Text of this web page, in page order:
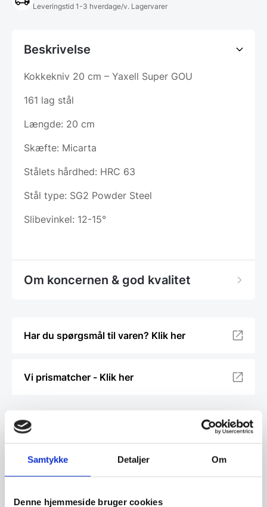
Samtykke Detaljer Om
Denne hjemmeside bruger cookies
Leveringstid 1-3 hverdage/v. Lagervarer
Beskrivelse
Kokkekniv 20 cm – Yaxell Super GOU
161 lag stål
Længde: 20 cm
Skæfte: Micarta
Stålets hårdhed: HRC 63
Stål type: SG2 Powder Steel
Slibevinkel: 12-15°
Om koncernen & god kvalitet
Har du spørgsmål til varen? Klik her
Vi prismatcher - Klik her
Relaterede varer
SPAR 21%